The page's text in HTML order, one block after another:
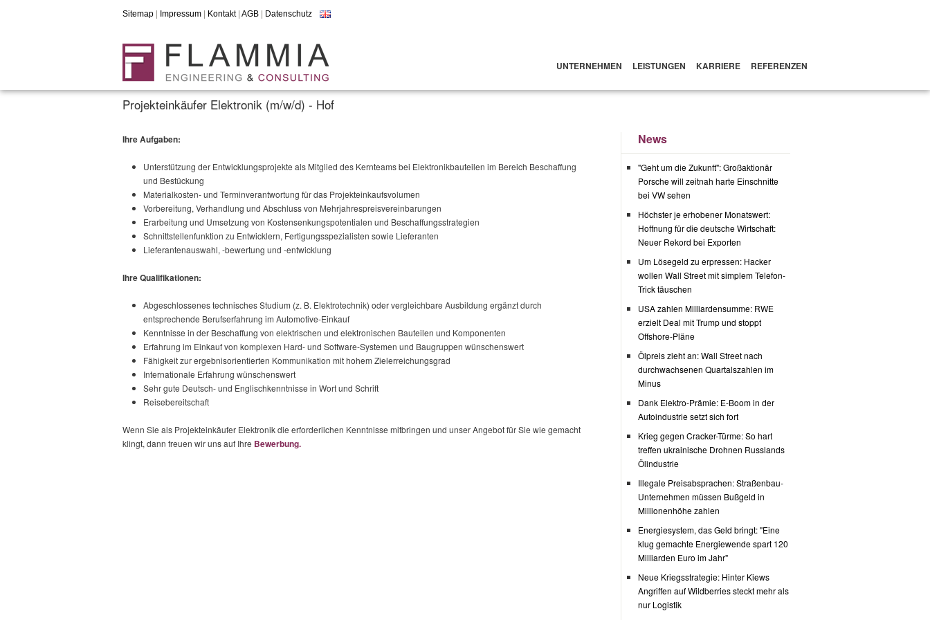
UNTERNEHMEN LEISTUNGEN KARRIERE REFERENZEN
Sitemap Impressum Kontakt| AGB Datenschutz
Projekteinkäufer Elektronik (m/w/d) - Hof
Ihre Aufgaben:
Unterstützung der Entwicklungsprojekte als Mitglied des Kernteams bei Elektronikbauteilen im Bereich Beschaffung
und Bestückung
Materialkosten- und Terminverantwortung für das Projekteinkaufsvolumen
Vorbereitung, Verhandlung und Abschluss von Mehrjahrespreisvereinbarungen
Erarbeitung und Umsetzung von Kostensenkungspotentialen und Beschaffungsstrategien
Schnittstellenfunktion zu Entwicklern, Fertigungsspezialisten sowie Lieferanten
Lieferantenauswahl, -bewertung und -entwicklung
Ihre Qualifikationen:
Abgeschlossenes technisches Studium (z. B. Elektrotechnik) oder vergleichbare Ausbildung ergänzt durch
entsprechende Berufserfahrung im Automotive-Einkauf
Kenntnisse in der Beschaffung von elektrischen und elektronischen Bauteilen und Komponenten
Erfahrung im Einkauf von komplexen Hard- und Software-Systemen und Baugruppen wünschenswert
Fähigkeit zur ergebnisorientierten Kommunikation mit hohem Zielerreichungsgrad
Internationale Erfahrung wünschenswert
Sehr gute Deutsch- und Englischkenntnisse in Wort und Schrift
Reisebereitschaft
Wenn Sie als Projekteinkäufer Elektronik die erforderlichen Kenntnisse mitbringen und unser Angebot für Sie wie gemacht
klingt, dann freuen wir uns auf Ihre Bewerbung.
News
"Geht um die Zukunft": Großaktionär
Porsche will zeitnah harte Einschnitte
bei VW sehen
Höchster je erhobener Monatswert:
Hoffnung für die deutsche Wirtschaft:
Neuer Rekord bei Exporten
Um Lösegeld zu erpressen: Hacker
wollen Wall Street mit simplem Telefon-
Trick täuschen
USA zahlen Milliardensumme: RWE
erzielt Deal mit Trump und stoppt
Offshore-Pläne
Ölpreis zieht an: Wall Street nach
durchwachsenen Quartalszahlen im
Minus
Dank Elektro-Prämie: E-Boom in der
Autoindustrie setzt sich fort
Krieg gegen Cracker-Türme: So hart
treffen ukrainische Drohnen Russlands
Ölindustrie
Illegale Preisabsprachen: Straßenbau-
Unternehmen müssen Bußgeld in
Millionenhöhe zahlen
Energiesystem, das Geld bringt: "Eine
klug gemachte Energiewende spart 120
Milliarden Euro im Jahr"
Neue Kriegsstrategie: Hinter Kiews
Angriffen auf Wildberries steckt mehr als
nur Logistik